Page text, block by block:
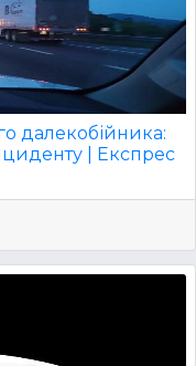
далекобійника:
| Експрес